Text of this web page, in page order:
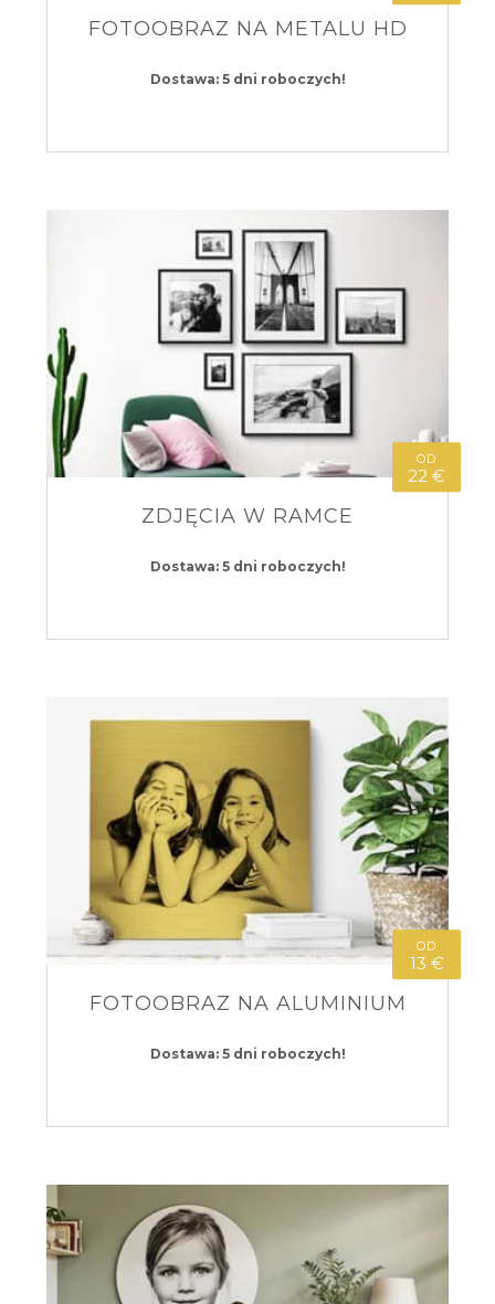
FOTOOBRAZ NA METALU HD
Dostawa: 5 dni roboczych!
OD
22 €
ZDJĘCIA W RAMCE
Dostawa: 5 dni roboczych!
OD
13 €
FOTOOBRAZ NA ALUMINIUM
Dostawa: 5 dni roboczych!